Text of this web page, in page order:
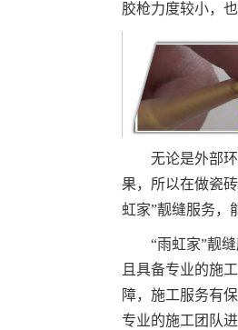
胶枪力度较小，
无论是外部
果，所以在做瓷
虹家”靓缝服务，
“雨虹家”靓
且具备专业的施
障，施工服务有
专业的施工团队